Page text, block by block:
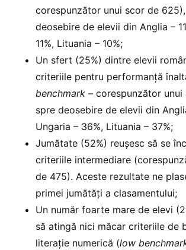
corespunzător unui scor de
deosebire de elevii din Anglia –
11%, Lituania – 10%;
Un sfert (25%) dintre elevii
criteriile pentru performanță
benchmark – corespunzător
spre deosebire de elevii din
Ungaria – 36%, Lituania – 37%;
Jumătate (52%) reușesc să se
criteriile intermediare
de 475). Aceste rezultate ne
primei jumătăți a clasamentului;
Un număr foarte mare de elevi
să atingă nici măcar criteriile de
literație numerică (low